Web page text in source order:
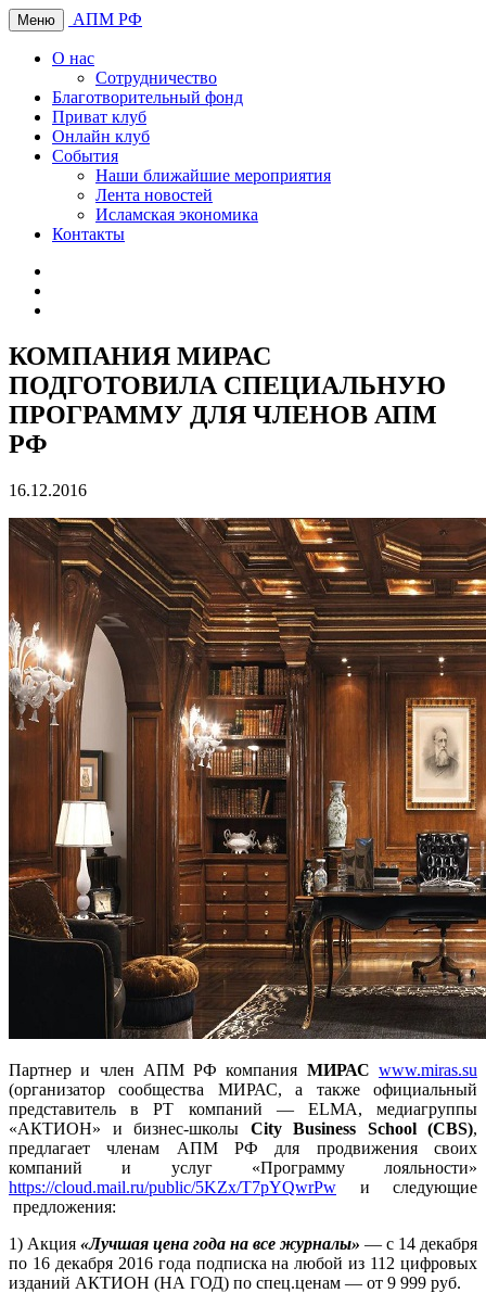
Меню АПМ РФ
О нас
Сотрудничество
Благотворительный фонд
Приват клуб
Онлайн клуб
События
Наши ближайшие мероприятия
Лента новостей
Исламская экономика
Контакты
КОМПАНИЯ МИРАС
ПОДГОТОВИЛА СПЕЦИАЛЬНУЮ
ПРОГРАММУ ДЛЯ ЧЛЕНОВ АПМ
РФ
16.12.2016
Партнер и член АПМ РФ компания МИРАС www.miras.su
(организатор сообщества МИРАС, а также официальный
представитель в РТ компаний — ELMA, медиагруппы
«АКТИОН» и бизнес-школы City Business School (CBS),
предлагает членам АПМ РФ для продвижения своих
компаний и услуг «Программу лояльности»
https://cloud.mail.ru/public/5KZx/T7pYQwrPw и следующие
предложения:
1) Акция «Лучшая цена года на все журналы» — с 14 декабря
по 16 декабря 2016 года подписка на любой из 112 цифровых
изданий АКТИОН (НА ГОД) по спец.ценам — от 9 999 руб.